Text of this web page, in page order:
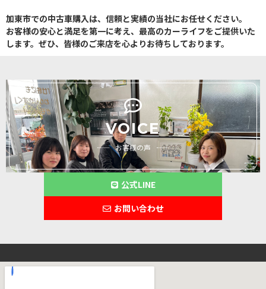
加東市での中古車購入は、信頼と実績の当社にお任せください。
お客様の安心と満足を第一に考え、最高のカーライフをご提供いた
します。ぜひ、皆様のご来店を心よりお待ちしております。
VOICE
お客様の声
公式LINE
お問い合わせ